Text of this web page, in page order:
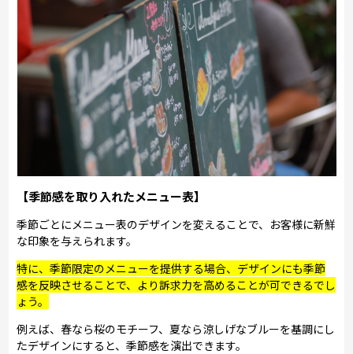
【季節感を取り入れたメニュー表】
季節ごとにメニュー表のデザインを変えることで、お客様に新鮮
な印象を与えられます。
特に、季節限定のメニューを提供する場合、デザインにも季節
感を反映させることで、より訴求力を高めることが可できるでし
ょう。
例えば、春なら桜のモチーフ、夏なら涼しげなブルーを基調にし
たデザインにすると、季節感を演出できます。